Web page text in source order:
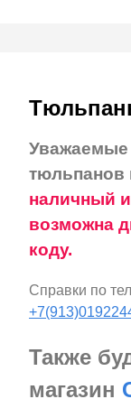
Уважаемые
тюльпанов
наличный
возможна
коду.
Справки по
Также
магазин